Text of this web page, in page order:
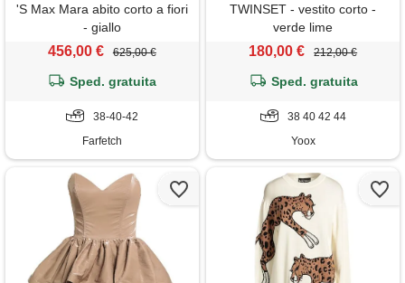
'S Max Mara abito corto a fiori
- giallo
456,00 € 625,00 €
Sped. gratuita
38-40-42
Farfetch
TWINSET - vestito corto -
verde lime
180,00 € 212,00 €
Sped. gratuita
38 40 42 44
Yoox